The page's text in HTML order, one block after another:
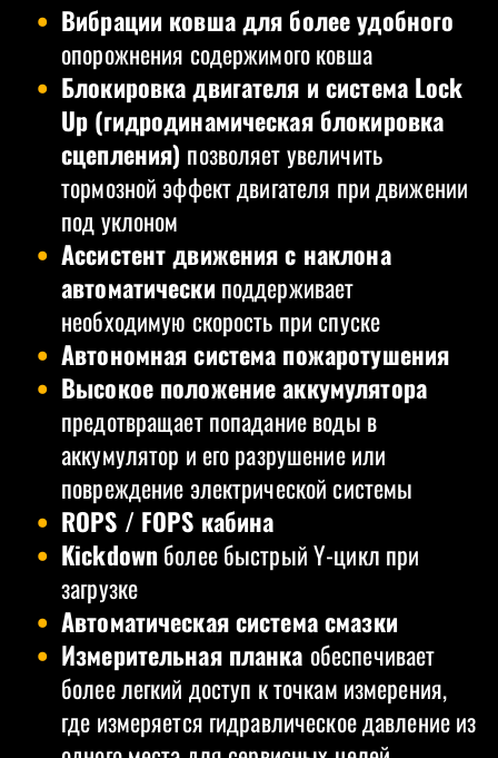
Вибрации ковша для более удобного
опорожнения содержимого ковша
Блокировка двигателя и система Lock
Up (гидродинамическая блокировка
сцепления) позволяет увеличить
тормозной эффект двигателя при движении
под уклоном
Ассистент движения с наклона
автоматически поддерживает
необходимую скорость при спуске
Автономная система пожаротушения
Высокое положение аккумулятора
предотвращает попадание воды в
аккумулятор и его разрушение или
повреждение электрической системы
ROPS / FOPS кабина
Kickdownболее быстрый Y-цикл при
загрузке
Автоматическая система смазки
Измерительная планка обеспечивает
более легкий доступ к точкам измерения,
где измеряется гидравлическое давление из